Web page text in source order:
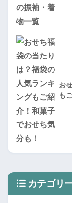
お
も
カテゴリ